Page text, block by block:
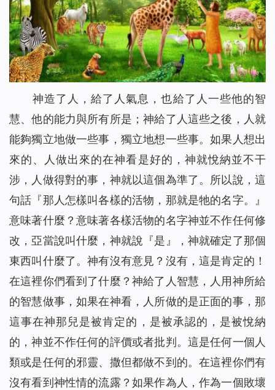
神造了人，給了人氣息，也給了人一些他的智
慧、他的能力與所有所是；神給了人這些之後，人就
能夠獨立地做一些事，獨立地想一些事。如果人想出
來的、人做出來的在神看是好的，神就悅納並不干
涉，人做得對的事，神就以這個為準了。所以說，這
句話『那人怎樣叫各樣的活物，那就是牠的名字。』
意味著什麼？意味著各樣活物的名字神並不作任何修
改，亞當說叫什麼，神就說『是』，神就確定了那個
東西叫什麼了。神有沒有意見？沒有，這是肯定的！
在這裡你們看到了什麼？神給了人智慧，人用神所給
的智慧做事，如果在神看，人所做的是正面的事，那
這事在神那兒是被肯定的，是被承認的，是被悅納
的，神並不作任何的評價或者批判。這是任何一個人
類或是任何的邪靈、撒但都做不到的。在這裡你們有
沒有看到神性情的流露？如果作為人，作為一個敗壞